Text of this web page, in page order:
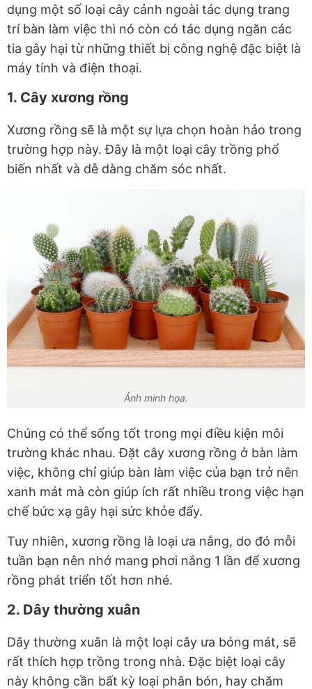
dụng một số loại cây cảnh ngoài tác dụng trang
trí bàn làm việc thì nó còn có tác dụng ngăn các
tia gây hại từ những thiết bị công nghệ đặc biệt là
máy tính và điện thoại.
1. Cây xương rồng
Xương rồng sẽ là một sự lựa chọn hoàn hảo trong
trường hợp này. Đây là một loại cây trồng phổ
biến nhất và dễ dàng chăm sóc nhất.
Ảnh minh họa.
Chúng có thể sống tốt trong mọi điều kiện môi
trường khác nhau. Đặt cây xương rồng ở bàn làm
việc, không chỉ giúp bàn làm việc của bạn trở nên
xanh mát mà còn giúp ích rất nhiều trong việc hạn
chế bức xạ gây hại sức khỏe đấy.
Tuy nhiên, xương rồng là loại ưa nắng, do đó mỗi
tuần bạn nên nhớ mang phơi nắng 1 lần để xương
rồng phát triển tốt hơn nhé.
2. Dây thường xuân
Dây thường xuân là một loại cây ưa bóng mát, sẽ
rất thích hợp trồng trong nhà. Đặc biệt loại cây
này không cần bất kỳ loại phân bón, hay chăm